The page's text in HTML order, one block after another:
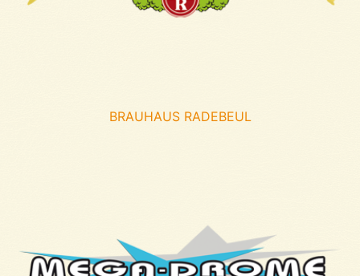
BRAUHAUS RADEBEUL